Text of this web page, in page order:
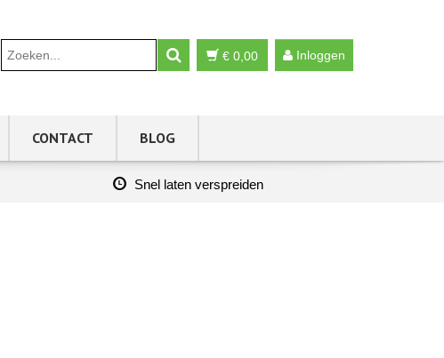
Inloggen
€ 0,00
CONTACT BLOG
Snel laten verspreiden